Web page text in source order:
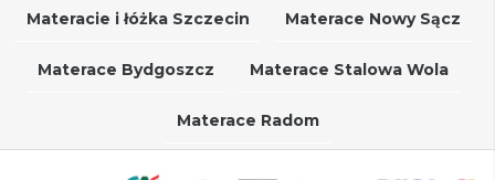
Materacie i łóżka Szczecin Materace Nowy Sącz
Materace Bydgoszcz Materace Stalowa Wola
Materace Radom